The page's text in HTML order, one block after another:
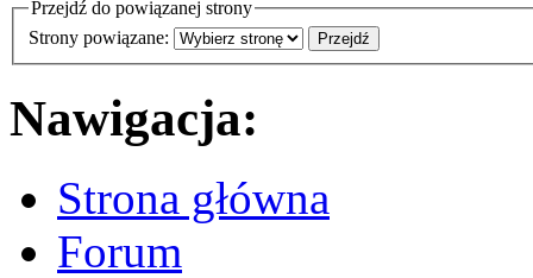
Przejdź do powiązanej strony
Strony powiązane:
Nawigacja:
Strona główna
Forum